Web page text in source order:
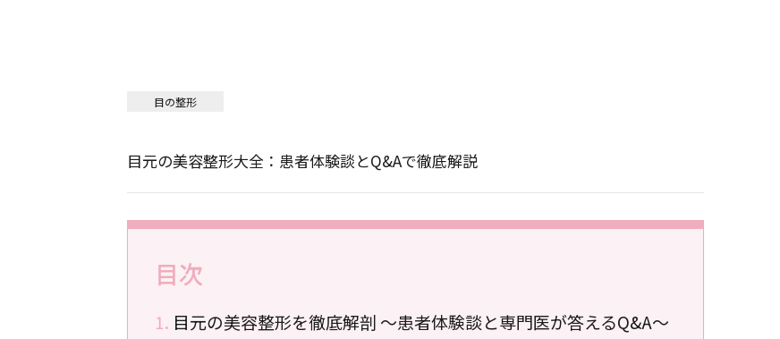
目の整形
目元の美容整形大全：患者体験談とQ&Aで徹底解説
目次
目元の美容整形を徹底解剖 ～患者体験談と専門医が答えるQ&A～